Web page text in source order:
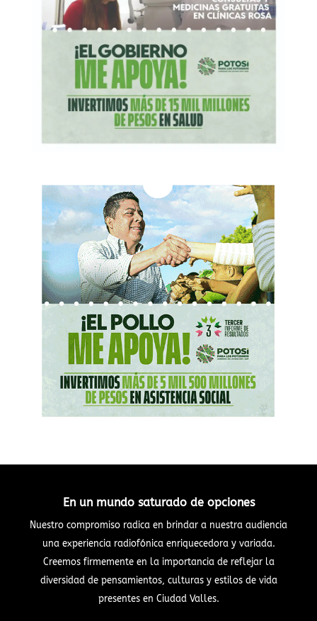
En un mundo saturado de opciones
Nuestro compromiso radica en brindar a nuestra audiencia
una experiencia radiofónica enriquecedora y variada.
Creemos firmemente en la importancia de reflejar la
diversidad de pensamientos, culturas y estilos de vida
presentes en Ciudad Valles.